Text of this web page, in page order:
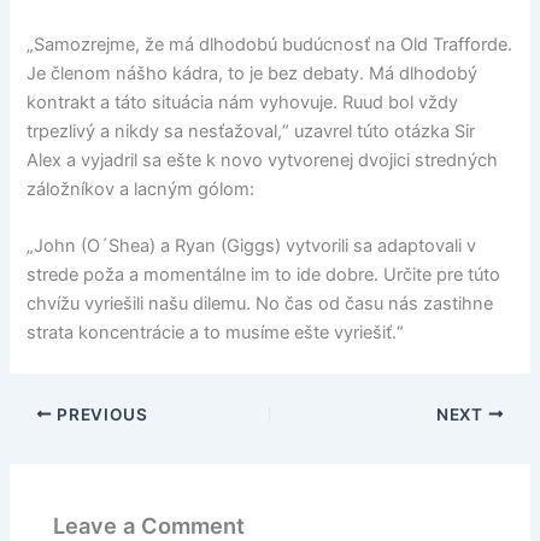
„Samozrejme, že má dlhodobú budúcnosť na Old Trafforde.
Je členom nášho kádra, to je bez debaty. Má dlhodobý
kontrakt a táto situácia nám vyhovuje. Ruud bol vždy
trpezlivý a nikdy sa nesťažoval,“ uzavrel túto otázka Sir
Alex a vyjadril sa ešte k novo vytvorenej dvojici stredných
záložníkov a lacným gólom:
„John (O´Shea) a Ryan (Giggs) vytvorili sa adaptovali v
strede poža a momentálne im to ide dobre. Určite pre túto
chvížu vyriešili našu dilemu. No čas od času nás zastihne
strata koncentrácie a to musíme ešte vyriešiť.“
PREVIOUS NEXT
Leave a Comment